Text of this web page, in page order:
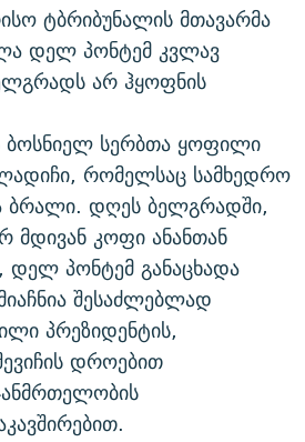
ᲘᲡᲢᲝᲠᲘᲐ
- ᲐᲛᲝᲣᲗᲥᲛᲔᲚᲘ ᲐᲛᲑᲐᲕᲘ
საიტი
ტბრიბუნალის მთავარმა
დელ პონტემ კვლავ
არ ჰყოფნის
სერბთა ყოფილი
რომელსაც სამხედრო
ბრალი. დღეს ბელგრადში,
მდივან კოფი ანანთან
დელ პონტემ განაცხადა
შესაძლებლად
პრეზიდენტის,
დროებით